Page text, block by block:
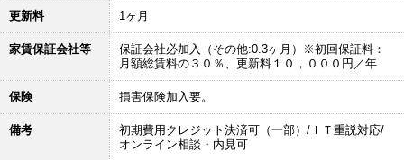
更新料 1ヶ月
家賃保証会社等
保証会社必加入（その他:0.3ヶ月）※初回保証料：
月額総賃料の３０％、更新料１０，０００円／年
保険 損害保険加入要。
備考
初期費用クレジット決済可（一部）/ＩＴ重説対応/
オンライン相談・内見可